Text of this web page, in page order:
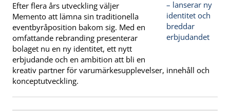
Efter flera års utveckling väljer
Memento att lämna sin traditionella
eventbyråposition bakom sig. Med en
omfattande rebranding presenterar
bolaget nu en ny identitet, ett nytt
erbjudande och en ambition att bli en
kreativ partner för varumärkesupplevelser, innehåll och
konceptutveckling.